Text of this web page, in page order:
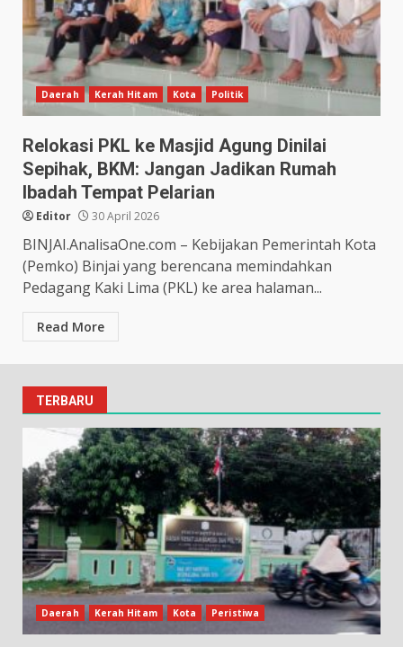
Daerah Kerah Hitam Kota Politik
Relokasi PKL ke Masjid Agung Dinilai
Sepihak, BKM: Jangan Jadikan Rumah
Ibadah Tempat Pelarian
Editor 30 April 2026
BINJAI.AnalisaOne.com – Kebijakan Pemerintah Kota
(Pemko) Binjai yang berencana memindahkan
Pedagang Kaki Lima (PKL) ke area halaman...
Read More
TERBARU
Daerah Kerah Hitam Kota Peristiwa